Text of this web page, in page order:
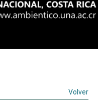
Volver